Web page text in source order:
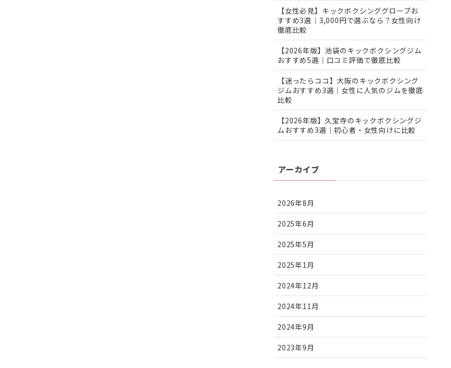
【女性必見】キックボクシンググローブお
すすめ3選｜3,000円で選ぶなら？女性向け
徹底比較
【2026年版】池袋のキックボクシングジム
おすすめ5選｜口コミ評価で徹底比較
【迷ったらココ】大阪のキックボクシング
ジムおすすめ3選｜女性に人気のジムを徹底
比較
【2026年版】久宝寺のキックボクシングジ
ムおすすめ3選｜初心者・女性向けに比較
アーカイブ
2026年8月
2025年6月
2025年5月
2025年1月
2024年12月
2024年11月
2024年9月
2023年9月